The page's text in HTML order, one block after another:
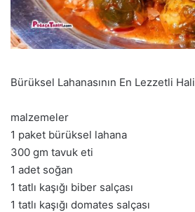
Bürüksel Lahanasının En Lezzetli Hali
malzemeler
1 paket bürüksel lahana
300 gm tavuk eti
1 adet soğan
1 tatlı kaşığı biber salçası
1 tatlı kaşığı domates salçası